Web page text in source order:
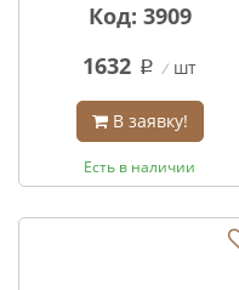
Код: 3909
1632 q шт
В заявку!
Есть в наличии